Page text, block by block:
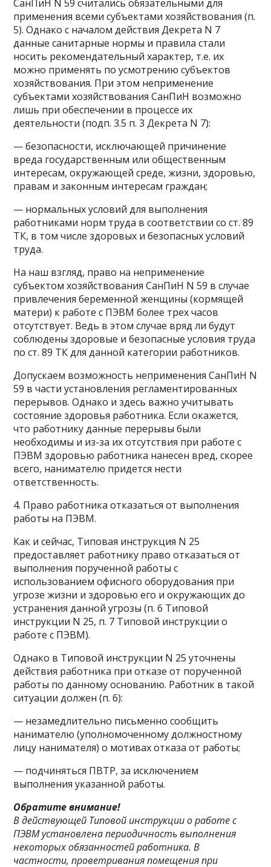
СанПиН N 59 считались обязательными для
применения всеми субъектами хозяйствования (п.
5). Однако с началом действия Декрета N 7
данные санитарные нормы и правила стали
носить рекомендательный характер, т.е. их
можно применять по усмотрению субъектов
хозяйствования. При этом неприменение
субъектами хозяйствования СанПиН возможно
лишь при обеспечении в процессе их
деятельности (подп. 3.5 п. 3 Декрета N 7):
— безопасности, исключающей причинение
вреда государственным или общественным
интересам, окружающей среде, жизни, здоровью,
правам и законным интересам граждан;
— нормальных условий для выполнения
работниками норм труда в соответствии со ст. 89
ТК, в том числе здоровых и безопасных условий
труда.
На наш взгляд, право на неприменение
субъектом хозяйствования СанПиН N 59 в случае
привлечения беременной женщины (кормящей
матери) к работе с ПЭВМ более трех часов
отсутствует. Ведь в этом случае вряд ли будут
соблюдены здоровые и безопасные условия труда
по ст. 89 ТК для данной категории работников.
Допускаем возможность неприменения СанПиН N
59 в части установления регламентированных
перерывов. Однако и здесь важно учитывать
состояние здоровья работника. Если окажется,
что работнику данные перерывы были
необходимы и из-за их отсутствия при работе с
ПЭВМ здоровью работника нанесен вред, скорее
всего, нанимателю придется нести
ответственность.
4. Право работника отказаться от выполнения
работы на ПЭВМ.
Как и сейчас, Типовая инструкция N 25
предоставляет работнику право отказаться от
выполнения порученной работы с
использованием офисного оборудования при
угрозе жизни и здоровью его и окружающих до
устранения данной угрозы (п. 6 Типовой
инструкции N 25, п. 7 Типовой инструкции о
работе с ПЭВМ).
Однако в Типовой инструкции N 25 уточнены
действия работника при отказе от порученной
работы по данному основанию. Работник в такой
ситуации должен (п. 6):
— незамедлительно письменно сообщить
нанимателю (уполномоченному должностному
лицу нанимателя) о мотивах отказа от работы;
— подчиняться ПВТР, за исключением
выполнения указанной работы.
Обратите внимание!
В действующей Типовой инструкциио работе с
ПЭВМ установлена периодичность выполнения
некоторых обязанностей работника. В
частности, проветривания помещения при